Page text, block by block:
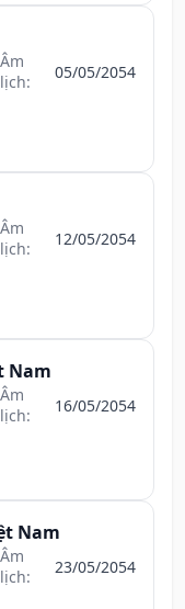
Âm
lịch:
05/05/2054
Âm
lịch:
12/05/2054
Nam
Âm
lịch:
16/05/2054
Nam
Âm
lịch:
23/05/2054